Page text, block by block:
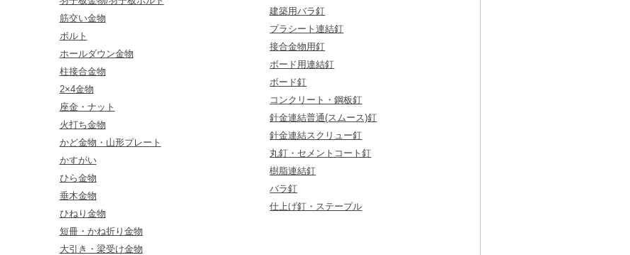
筋交い金物
ボルト
ホールダウン金物
柱接合金物
2×4金物
座金・ナット
火打ち金物
かど金物・山形プレート
かすがい
ひら金物
垂木金物
ひねり金物
短冊・かね折り金物
大引き・梁受け金物
建築用バラ釘
プラシート連結釘
接合金物用釘
ボード用連結釘
ボード釘
コンクリート・鋼板釘
針金連結普通(スムース)釘
針金連結スクリュー釘
丸釘・セメントコート釘
樹脂連結釘
バラ釘
仕上げ釘・ステープル